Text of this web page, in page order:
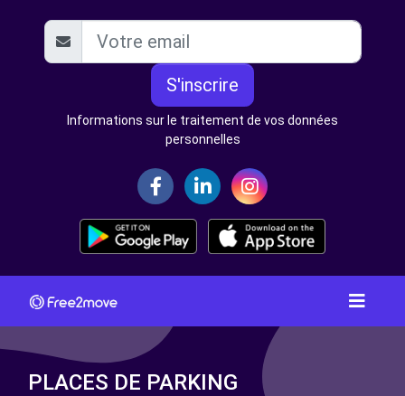
S'inscrire
Informations sur le traitement de vos données
personnelles
PLACES DE PARKING